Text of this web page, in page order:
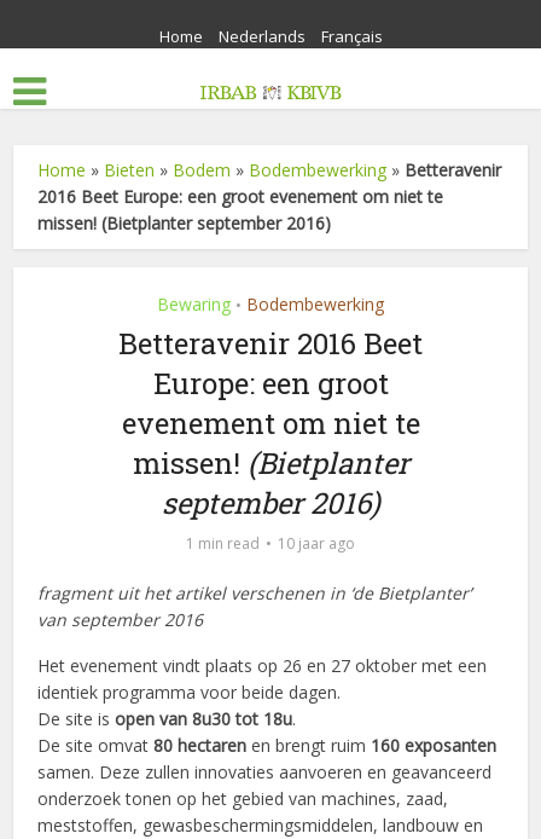
Home Nederlands Français
Home » Bieten » Bodem » Bodembewerking » Betteravenir
2016 Beet Europe: een groot evenement om niet te
missen! (Bietplanter september 2016)
Bewaring • Bodembewerking
Betteravenir 2016 Beet
Europe: een groot
evenement om niet te
missen! (Bietplanter
september 2016)
1 min read 10 jaar ago
fragment uit het artikel verschenen in ‘de Bietplanter’
van september 2016
Het evenement vindt plaats op 26 en 27 oktober met een
identiek programma voor beide dagen.
De site isopen van 8u30 tot 18u.
De site omvat 80 hectaren en brengt ruim 160 exposanten
samen. Deze zullen innovaties aanvoeren en geavanceerd
onderzoek tonen op het gebied van machines, zaad,
meststoffen, gewasbeschermingsmiddelen, landbouw en